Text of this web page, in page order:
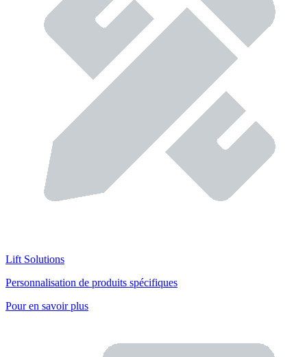
Lift Solutions
Personnalisation de produits spécifiques
Pour en savoir plus